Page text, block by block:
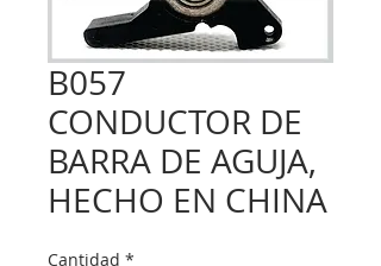
B057
CONDUCTOR DE
BARRA DE AGUJA,
HECHO EN CHINA
Cantidad *